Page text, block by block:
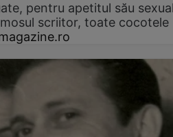
pentru apetitul său
scriitor, toate cocotele